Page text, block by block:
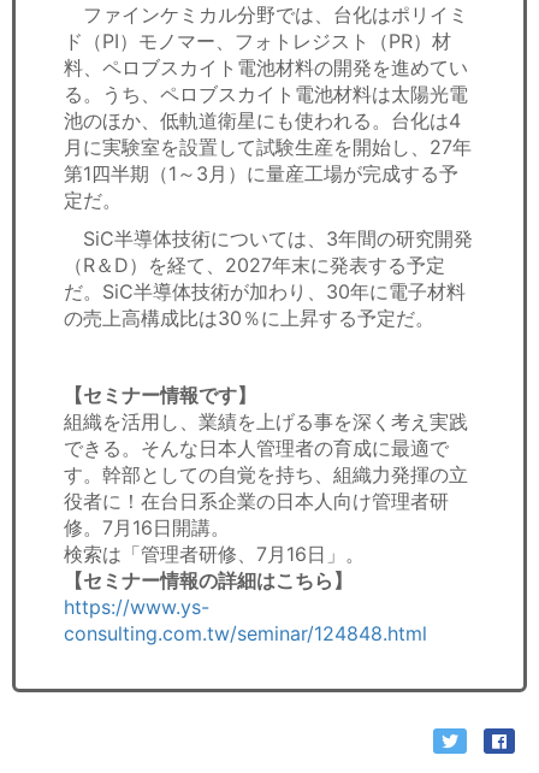
ファインケミカル分野では、台化はポリイミ
ド（PI）モノマー、フォトレジスト（PR）材
料、ペロブスカイト電池材料の開発を進めてい
る。うち、ペロブスカイト電池材料は太陽光電
池のほか、低軌道衛星にも使われる。台化は4
月に実験室を設置して試験生産を開始し、27年
第1四半期（1～3月）に量産工場が完成する予
定だ。
SiC半導体技術については、3年間の研究開発
（R＆D）を経て、2027年末に発表する予定
だ。SiC半導体技術が加わり、30年に電子材料
の売上高構成比は30％に上昇する予定だ。
【セミナー情報です】
組織を活用し、業績を上げる事を深く考え実践
できる。そんな日本人管理者の育成に最適で
す。幹部としての自覚を持ち、組織力発揮の立
役者に！在台日系企業の日本人向け管理者研
修。7月16日開講。
検索は「管理者研修、7月16日」。
【セミナー情報の詳細はこちら】
https://www.ys-
consulting.com.tw/seminar/124848.html